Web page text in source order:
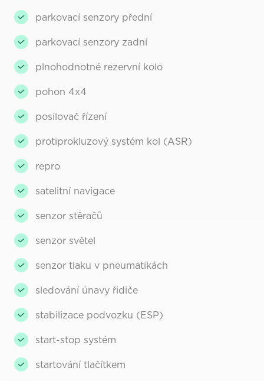
parkovací senzory přední
parkovací senzory zadní
plnohodnotné rezervní kolo
pohon 4x4
posilovač řízení
protiprokluzový systém kol (ASR)
repro
satelitní navigace
senzor stěračů
senzor světel
senzor tlaku v pneumatikách
sledování únavy řidiče
stabilizace podvozku (ESP)
start-stop systém
startování tlačítkem